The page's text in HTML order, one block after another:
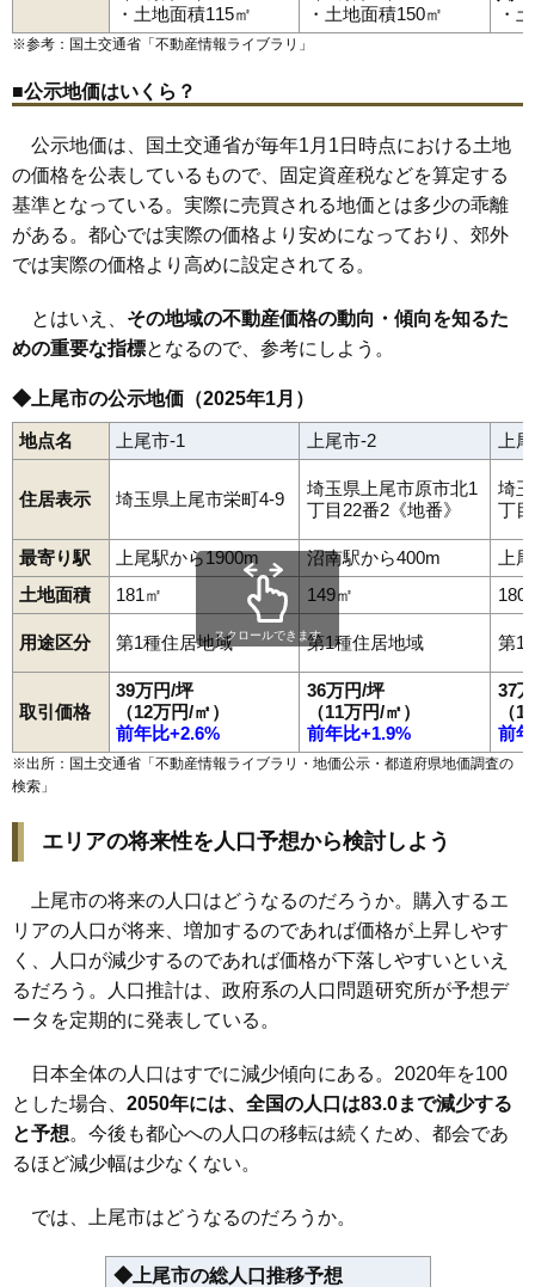
・土地面積115㎡ ・土地面積150㎡ ・
※参考：国土交通省「不動産情報ライブラリ 」
■公示地価はいくら？
公示地価は、国土交通省が毎年1月1日時点における土地
の価格を公表しているもので、固定資産税などを算定する
基準となっている。実際に売買される地価とは多少の乖離
がある。都心では実際の価格より安めになっており、郊外
では実際の価格より高めに設定されてる。
とはいえ、 その地域の不動産価格の動向・傾向を知るた
めの重要な指標となるので、参考にしよう。
◆上尾市の公示地価（2025年1月）
地点名 上尾市-1 上尾市-2 上
住居表示 埼玉県上尾市栄町4-9
埼玉県上尾市原市北1
丁目22番2《地番》
埼
丁
最寄り駅 上尾駅から1900m 沼南駅から400m
上
土地面積
181㎡ 149㎡ 180
用途区分 第1種住居地域 第1種住居地域 第1
取引価格
39万円/坪
（12万円/㎡）
前年比+2.6%
36万円/坪
（11万円/㎡）
前年比+1.9%
37
（
前
スクロールできます
※出所：国土交通省「不動産情報ライブラリ・地価公示・都道府県地価調査の
検索 」
エリアの将来性を人口予想から検討しよう
上尾市の将来の人口はどうなるのだろうか。購入するエ
リアの人口が将来、増加するのであれば価格が上昇しやす
く、人口が減少するのであれば価格が下落しやすいといえ
るだろう。人口推計は、政府系の人口問題研究所が予想デ
ータを定期的に発表している。
日本全体の人口はすでに減少傾向にある。2020年を100
とした場合、 2050年には、全国の人口は83.0まで減少する
と予想。今後も都心への人口の移転は続くため、都会であ
るほど減少幅は少なくない。
では、上尾市はどうなるのだろうか。
◆上尾市の総人口推移予想
五番町栄町地頭方須ケ谷 堤崎戸崎中新井仲町
中妻中分錦町西宮下西門前原市日の出平方平方領々家平塚
藤波 富士見 弁財本町 緑丘 南 向山 谷津
壱丁目北
上尾駅北上尾駅原市駅沼南駅